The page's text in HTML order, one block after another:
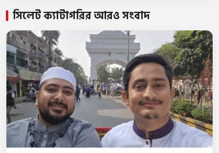
সিলেট ক্যাটাগরির আরও সংবাদ